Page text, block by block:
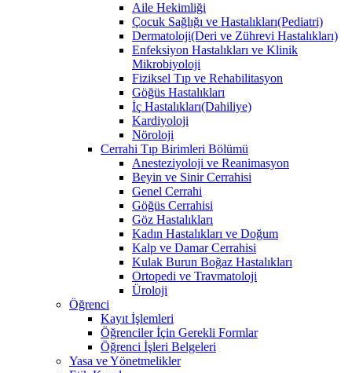
Aile Hekimliği
Çocuk Sağlığı ve Hastalıkları(Pediatri)
Dermatoloji(Deri ve Zührevi Hastalıkları)
Enfeksiyon Hastalıkları ve Klinik
Mikrobiyoloji
Fiziksel Tıp ve Rehabilitasyon
Göğüs Hastalıkları
İç Hastalıkları(Dahiliye)
Kardiyoloji
Nöroloji
Cerrahi Tıp Birimleri Bölümü
Anesteziyoloji ve Reanimasyon
Beyin ve Sinir Cerrahisi
Genel Cerrahi
Göğüs Cerrahisi
Göz Hastalıkları
Kadın Hastalıkları ve Doğum
Kalp ve Damar Cerrahisi
Kulak Burun Boğaz Hastalıkları
Ortopedi ve Travmatoloji
Üroloji
Öğrenci
Kayıt İşlemleri
Öğrenciler İçin Gerekli Formlar
Öğrenci İşleri Belgeleri
Yasa ve Yönetmelikler